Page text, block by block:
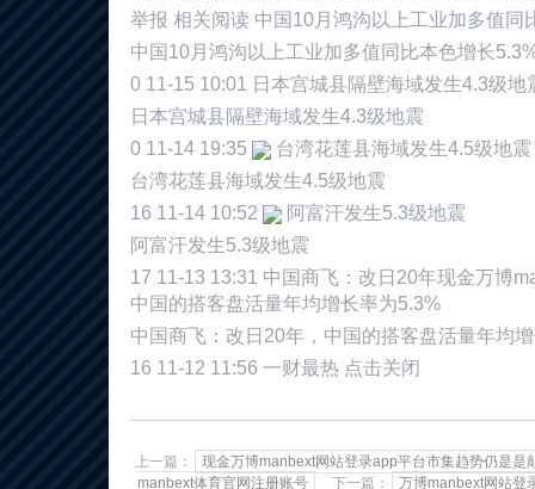
举报 相关阅读 中国10月鸿沟以上工业加多值同
中国10月鸿沟以上工业加多值同比本色增长
0 11-15 10:01 日本宫城县隔壁海域发生4.3级地
日本宫城县隔壁海域发生4.3级地震
0 11-14 19:35
台湾花莲县海域发生4.5级地震
台湾花莲县海域发生4.5级地震
16 11-14 10:52
阿富汗发生5.3级地震
阿富汗发生5.3级地震
17 11-13 13:31 中国商飞：改日20年现金万博
中国的搭客盘活量年均增长率为5.3%
中国商飞：改日20年，中国的搭客盘活量年均
16 11-12 11:56 一财最热 点击关闭
上一篇：
现金万博manbext网站登录app平台市集趋势仍是是
manbext体育官网注册账号
下一篇： 万博manbext网站登